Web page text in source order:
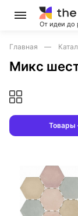
От идеи до
Главная
Микс
Товары